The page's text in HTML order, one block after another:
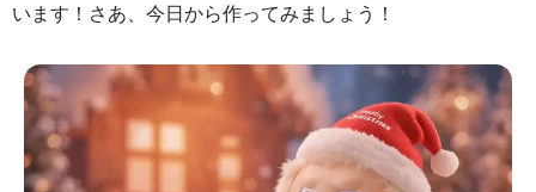
います！さあ、今日から作ってみましょう！